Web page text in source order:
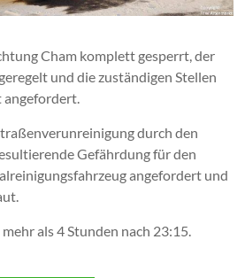
Cham komplett gesperrt, der
und die zuständigen Stellen
durch den
Gefährdung für den
angefordert und
als 4 Stunden nach 23:15.